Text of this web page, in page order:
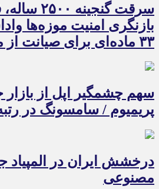
سرقت
بازنگری امنیت موزه‌ها
۳۳ ماده‌ای برای صیانت از میراث‌فرهنگی
سهم چشمگیر اپل از
پریمیوم / سامسونگ در
درخشش ایران در
مصنوعی